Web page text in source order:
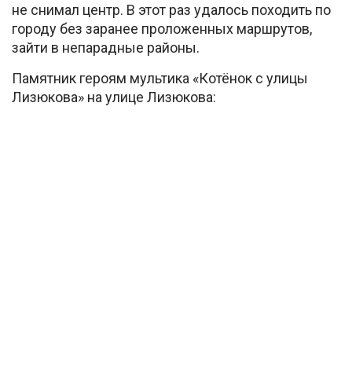
не снимал центр. В этот раз удалось походить по
городу без заранее проложенных маршрутов,
зайти в непарадные районы.
Памятник героям мультика «Котёнок с улицы
Лизюкова» на улице Лизюкова: